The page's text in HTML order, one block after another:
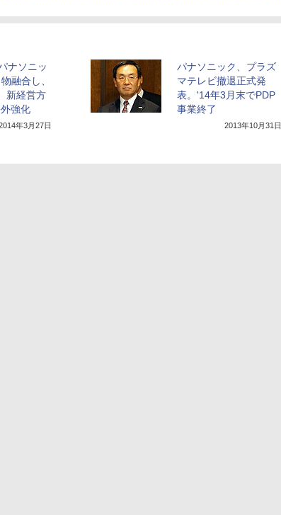
ナソニッ
融合し、
新経営方
強化
年3月27日
パナソニック、プラズ
マテレビ撤退正式発
表。'14年3月末でPDP
事業終了
2013年10月31日